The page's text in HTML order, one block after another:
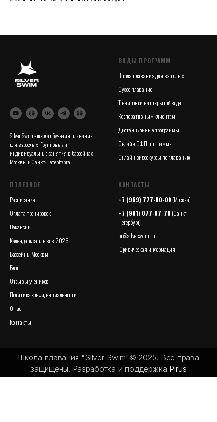
Silver Swim - школа обучения плаванию
для взрослых. Групповые и
индивидуальные занятия в бассейнах
Москвы и Санкт-Петербурга
ВИДЫ ПРОГРАММ
Школа плавания для взрослых
Сухое плавание
Тренировки на открытой воде
Корпоративным клиентам
Дистанционные программы
Онлайн ОФП программы
Онлайн видеокурсы по плаванию
ПОЛЕЗНОЕ
Расписание
Оплата тренировок
Вакансии
Календарь заплывов 2026
Бассейны Москвы
Блог
Отзывы учеников
Политика конфиденциальности
О нас
Контакты
КОНТАКТЫ
+7 (969) 777-80-00 (Москва)
+7 (981) 077-87-78 (Санкт-
Петербург)
pr@silverswim.ru
Юридическая информация
Школа плавания "Silver Swim"© 2025. Все права
защищены. Разработка и поддержка Pirus